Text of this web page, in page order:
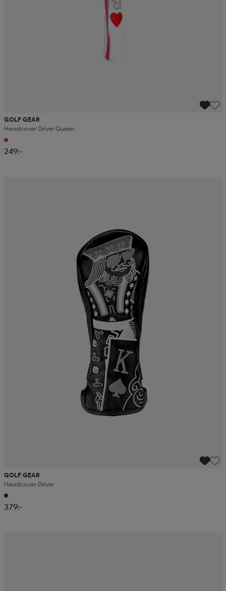
GOLF GEAR
Headcover Driver Queen
249:-
GOLF GEAR
Headcover Driver
379:-